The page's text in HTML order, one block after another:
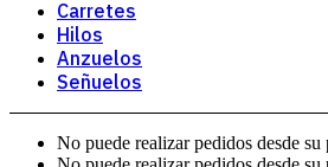
Carretes
Hilos
Anzuelos
Señuelos
No puede realizar pedidos desde su